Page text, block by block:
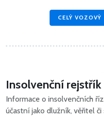
CELÝ
Insolvenční rejstřík
Informace o insolvenčních
účastní jako dlužník, věřitel či